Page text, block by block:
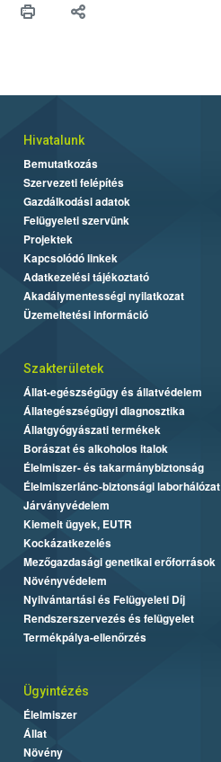
Hivatalunk
Bemutatkozás
Szervezeti felépítés
Gazdálkodási adatok
Felügyeleti szervünk
Projektek
Kapcsolódó linkek
Adatkezelési tájékoztató
Akadálymentességi nyilatkozat
Üzemeltetési információ
Szakterületek
Állat-egészségügy és állatvédelem
Állategészségügyi diagnosztika
Állatgyógyászati termékek
Borászat és alkoholos italok
Élelmiszer- és takarmánybiztonság
Élelmiszerlánc-biztonsági laborhálózat
Járványvédelem
Kiemelt ügyek, EUTR
Kockázatkezelés
Mezőgazdasági genetikai erőforrások
Növényvédelem
Nyilvántartási és Felügyeleti Díj
Rendszerszervezés és felügyelet
Termékpálya-ellenőrzés
Ügyintézés
Élelmiszer
Állat
Növény